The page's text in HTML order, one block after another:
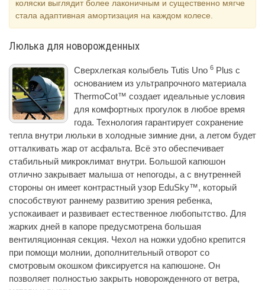
коляски выглядит более лаконичным и существенно мягче
стала адаптивная амортизация на каждом колесе.
Люлька для новорожденных
Сверхлегкая колыбель Tutis Uno 6 Plus с
основанием из ультрапрочного материала
ThermoCot™ создает идеальные условия
для комфортных прогулок в любое время
года. Технология гарантирует сохранение
тепла внутри люльки в холодные зимние дни, а летом будет
отталкивать жар от асфальта. Всё это обеспечивает
стабильный микроклимат внутри. Большой капюшон
отлично закрывает малыша от непогоды, а с внутренней
стороны он имеет контрастный узор EduSky™, который
способствуют раннему развитию зрения ребенка,
успокаивает и развивает естественное любопытство. Для
жарких дней в капоре предусмотрена большая
вентиляционная секция. Чехол на ножки удобно крепится
при помощи молнии, дополнительный отворот со
смотровым окошком фиксируется на капюшоне. Он
позволяет полностью закрыть новорожденного от ветра,